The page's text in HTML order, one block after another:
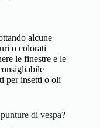
alcune
o colorati
le finestre e le
per insetti o oli
di vespa?